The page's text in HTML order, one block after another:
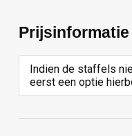
Prijsinformatie
Indien de staffels
eerst een optie